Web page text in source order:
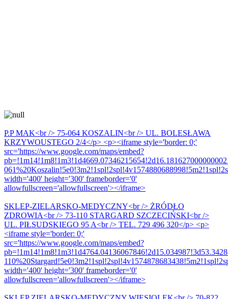
P.P MAK<br /> 75-064 KOSZALIN<br /> UL. BOLESŁAWA
KRZYWOUSTEGO 2/4</p> <p><iframe style='border: 0;'
src='https://www.google.com/maps/embed?
width='400' height='300' frameborder='0'
allowfullscreen='allowfullscreen'></iframe>
SKLEP-ZIELARSKO-MEDYCZNY<br /> ŻRÓDŁO
ZDROWIA<br /> 73-110 STARGARD SZCZECIŃSKI<br />
UL. PIŁSUDSKIEGO 95 A<br /> TEL. 729 496 320</p> <p>
<iframe style='border: 0;'
src='https://www.google.com/maps/embed?
width='400' height='300' frameborder='0'
allowfullscreen='allowfullscreen'></iframe>